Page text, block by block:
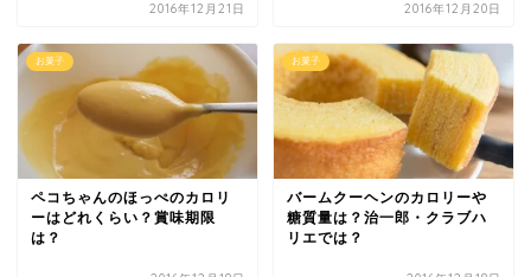
2016年12月21日 2016年12月20日
お菓子
ペコちゃんのほっぺのカロリ
ーはどれくらい？賞味期限
は？
お菓子
バームクーヘンのカロリーや
糖質量は？治一郎・クラブハ
リエでは？